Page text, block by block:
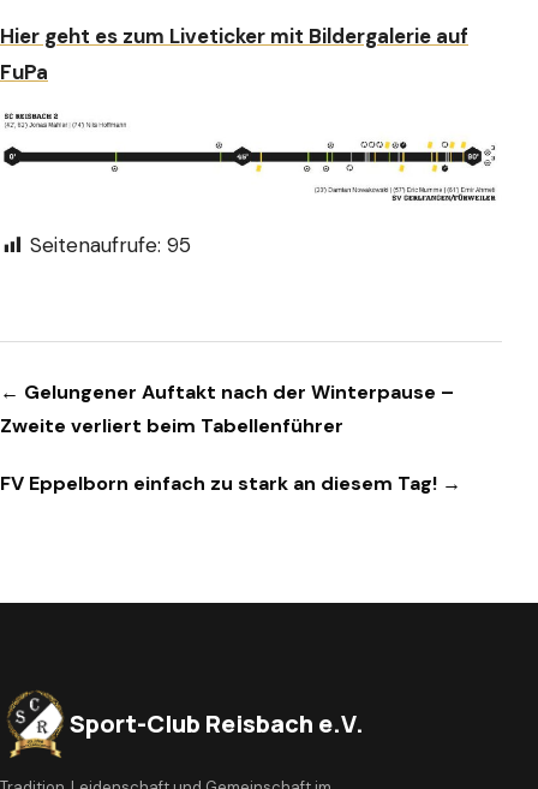
Hier geht es zum Liveticker mit Bildergalerie auf
FuPa
Seitenaufrufe: 95
Beitragsnavigation
← Gelungener Auftakt nach der Winterpause –
Zweite verliert beim Tabellenführer
FV Eppelborn einfach zu stark an diesem Tag! →
Sport-Club Reisbach e.V.